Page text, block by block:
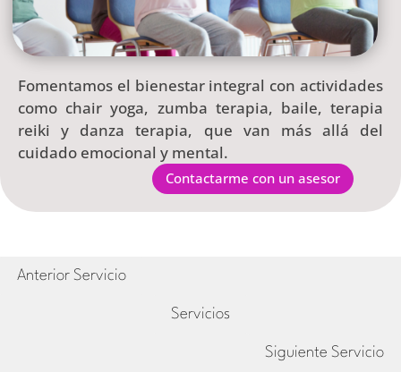
Fomentamos el bienestar integral con actividades
como chair yoga, zumba terapia, baile, terapia
reiki y danza terapia, que van más allá del
cuidado emocional y mental.
Contactarme con un asesor
Anterior Servicio
Servicios
Siguiente Servicio